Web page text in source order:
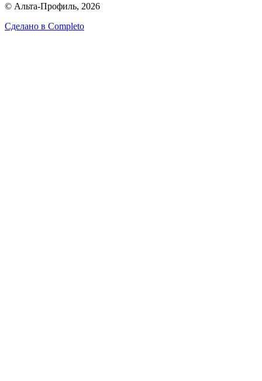
© Альта-Профиль, 2026
Сделано в Completo